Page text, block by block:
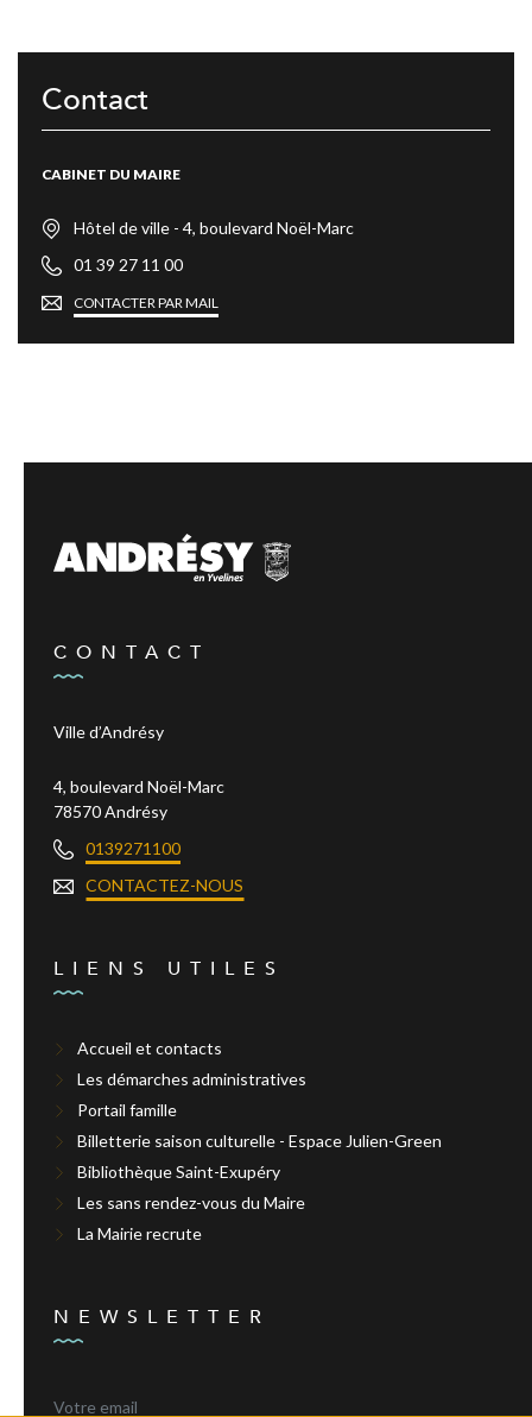
Contact
CABINET DU MAIRE
Hôtel de ville - 4, boulevard Noël-Marc
01 39 27 11 00
CONTACTER PAR MAIL
CONTACT
Ville d’Andrésy
4, boulevard Noël-Marc
78570 Andrésy
0139271100
CONTACTEZ-NOUS
LIENS UTILES
Accueil et contacts
Les démarches administratives
Portail famille
Billetterie saison culturelle - Espace Julien-Green
Bibliothèque Saint-Exupéry
Les sans rendez-vous du Maire
La Mairie recrute
NEWSLETTER